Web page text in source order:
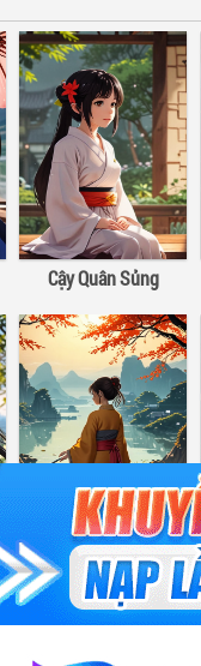
Cậy Quân Sủng
Hào Môn Kinh Mộng III: Đừng Để Lỡ Nhau